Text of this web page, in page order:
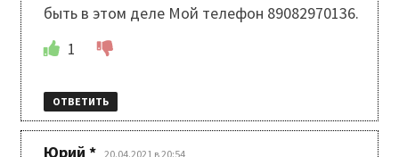
быть в этом деле Мой телефон 89082970136.
1
ОТВЕТИТЬ
Юрий *: 20.04.2021 в 20:54